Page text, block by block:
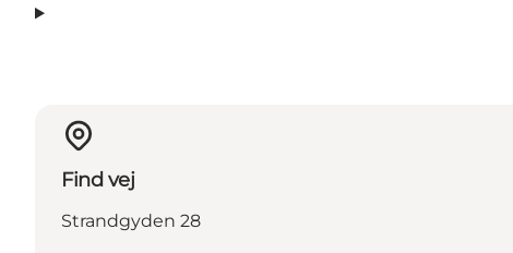
Find vej
Strandgyden 28